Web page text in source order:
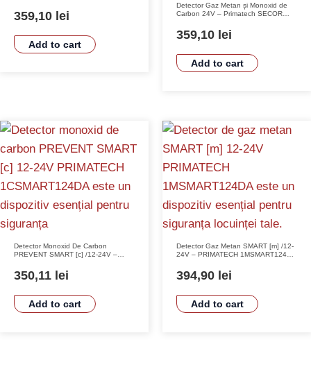
Vizuală, Instalare Ușoară
359,10 lei
Add to cart
Detector Gaz Metan și Monoxid de
Carbon 24V – Primatech SECOR
359,10 lei
Add to cart
Detector Monoxid De Carbon
PREVENT SMART [c] /12-24V –
Senzor Electrochimic, Alarmă Sonoră
85 dB, IP42
350,11 lei
Add to cart
Detector Gaz Metan SMART [m] /12-
24V – PRIMATECH 1MSMART124DA
dB, IP42
394,90 lei
Add to cart